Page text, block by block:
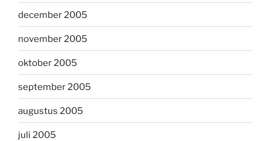
december 2005
november 2005
oktober 2005
september 2005
augustus 2005
juli 2005